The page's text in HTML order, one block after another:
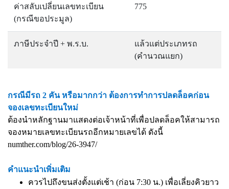
ค่าสลับเปลี่ยนเลขทะเบียน
(กรณีขอประมูล)
775
ภาษีประจำปี + พ.ร.บ.
แล้วแต่ประเภทรถ
(คำนวณแยก)
กรณีมีรถ 2 คัน หรือมากกว่า ต้องการทำการปลดล็อคก่อน
จองเลขทะเบียนใหม่
ต้องนำหลักฐานมาแสดงต่อเจ้าหน้าที่เพื่อปลดล็อคให้สามารถ
จองหมายเลขทะเบียนรถอีกหมายเลขได้ ดังนี้
numther.com/blog/26-3947/
คำแนะนำเพิ่มเติม
ควรไปถึงขนส่งตั้งแต่เช้า (ก่อน 7:30 น.) เพื่อเลี่ยงคิวยาว